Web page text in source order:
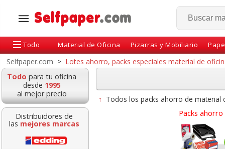
Todo Material de Oficina Pizarras y Mobiliario
Selfpaper.com > Lotes ahorro, packs especiales material de
Todo para tu oficina
desde 1995
al mejor precio
Distribuidores de
las mejores marcas
↑ Todos los packs ahorro de material
Packs